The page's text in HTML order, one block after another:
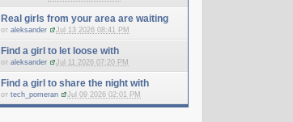
Real girls from your area are waiting
отaleksander Jul 13 2026 08:41 PM
Find a girl to let loose with
отaleksander Jul 11 2026 07:20 PM
Find a girl to share the night with
отtech_pomeran Jul 09 2026 02:01 PM